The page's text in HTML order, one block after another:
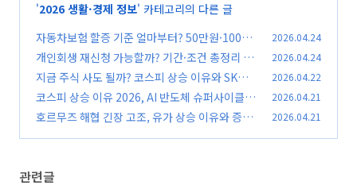
'2026 생활·경제 정보' 카테고리의 다른 글
자동차보험 할증 기준 얼마부터? 50만원·100만
원·200만원 차이 완벽정리
(0)
2026.04.24
개인회생 재신청 가능할까? 기간·조건 총정리 (2
026 최신)
(0)
2026.04.24
지금 주식 사도 될까? 코스피 상승 이유와 SK하
이닉스 전망 총정리
(0)
2026.04.22
코스피 상승 이유 2026, AI 반도체 슈퍼사이클이
만든 한국 증시 폭등 분석
(0)
2026.04.21
호르무즈 해협 긴장 고조, 유가 상승 이유와 증시
2026.04.21
관련글